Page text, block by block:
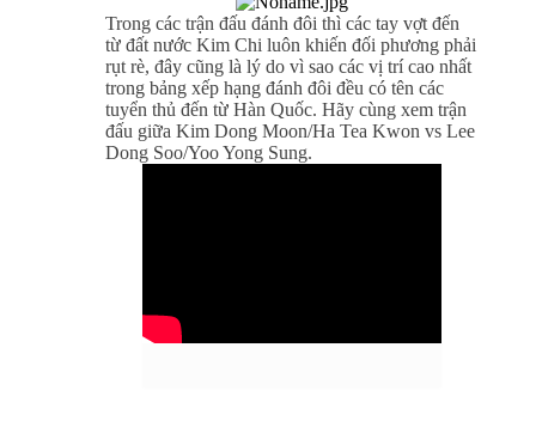
Trong các trận đấu đánh đôi thì các tay vợt đến
từ đất nước Kim Chi luôn khiến đối phương phải
rụt rè, đây cũng là lý do vì sao các vị trí cao nhất
trong bảng xếp hạng đánh đôi đều có tên các
tuyển thủ đến từ Hàn Quốc. Hãy cùng xem trận
đấu giữa Kim Dong Moon/Ha Tea Kwon vs Lee
Dong Soo/Yoo Yong Sung.